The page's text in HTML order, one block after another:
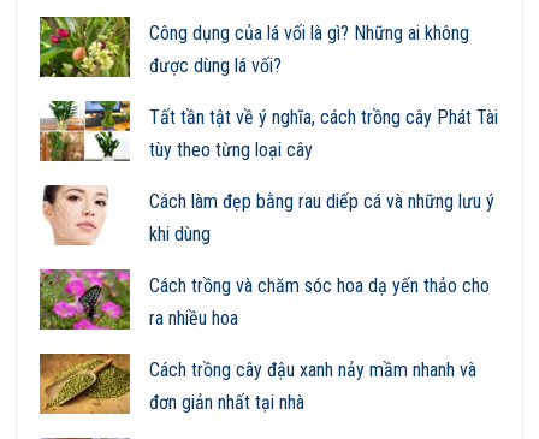
Công dụng của lá vối là gì? Những ai không
được dùng lá vối?
Tất tần tật về ý nghĩa, cách trồng cây Phát Tài
tùy theo từng loại cây
Cách làm đẹp bằng rau diếp cá và những lưu ý
khi dùng
Cách trồng và chăm sóc hoa dạ yến thảo cho
ra nhiều hoa
Cách trồng cây đậu xanh nảy mầm nhanh và
đơn giản nhất tại nhà